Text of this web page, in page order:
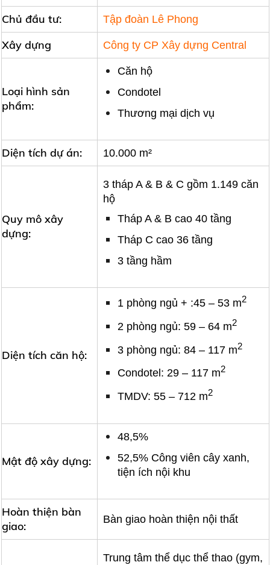
Chủ đầu tư: Tập đoàn Lê Phong
Xây dựng Công ty CP Xây dựng Central
Loại hình sản
phẩm:
Căn hộ
Condotel
Thương mại dịch vụ
Diện tích dự án: 10.000 m²
Quy mô xây
dựng:
3 tháp A & B & C gồm 1.149 căn
hộ
Tháp A & B cao 40 tầng
Tháp C cao 36 tầng
3 tầng hầm
Diện tích căn hộ:
1 phòng ngủ + :45 – 53 m2
2 phòng ngủ: 59 – 64 m2
3 phòng ngủ: 84 – 117 m2
Condotel: 29 – 117 m2
TMDV: 55 – 712 m2
Mật độ xây dựng:
48,5%
52,5% Công viên cây xanh,
tiện ích nội khu
Hoàn thiện bàn
giao:
Bàn giao hoàn thiện nội thất
Trung tâm thể dục thể thao (gym,